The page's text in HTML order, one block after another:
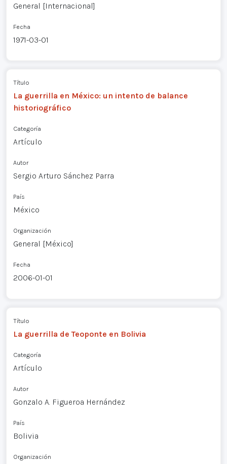
General [Internacional]
Fecha
1971-03-01
Título
La guerrilla en México: un intento de balance
historiográfico
Categoría
Artículo
Autor
Sergio Arturo Sánchez Parra
País
México
Organización
General [México]
Fecha
2006-01-01
Título
La guerrilla de Teoponte en Bolivia
Categoría
Artículo
Autor
Gonzalo A. Figueroa Hernández
País
Bolivia
Organización